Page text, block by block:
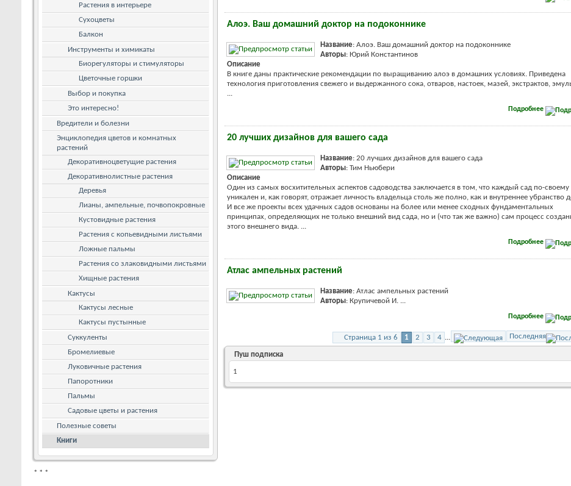
Алоэ. Ваш домашний доктор на подоконнике
Название: Алоэ. Ваш домашний доктор на подоконнике
Авторы: Юрий Константинов
Описание
В книге даны практические рекомендации по выращиванию алоэ в домашних условиях. Приведена
технология приготовления свежего и выдержанного сока, отваров, настоек, мазей, экстрактов,
Подробнее
20 лучших дизайнов для вашего сада
Название: 20 лучших дизайнов для вашего сада
Авторы: Тим Ньюбери
Описание
Один из самых восхитительных аспектов садоводства заключается в том, что каждый сад по-своему
уникален и, как говорят, отражает личность владельца столь же полно, как и внутреннее убранство
И все же проекты всех удачных садов основаны на более или менее сходных фундаментальных
принципах, определяющих не только внешний вид сада, но и (что так же важно) сам процесс
этого внешнего вида. ...
Подробнее
Атлас ампельных растений
Название: Атлас ампельных растений
Авторы: Крупичевой И. ...
Подробнее
Страница 1 из 6 1 2 3 4 Последняя
Пуш подписка
1
Растения в интерьере
Сухоцветы
Балкон
Инструменты и химикаты
Биорегуляторы и стимуляторы
Цветочные горшки
Выбор и покупка
Это интересно!
Вредители и болезни
Энциклопедия цветов и комнатных
растений
Декоративноцветущие растения
Декоративнолистные растения
Деревья
Лианы, ампельные, почвопокровные
Кустовидные растения
Растения с копьевидными листьями
Ложные пальмы
Растения со злаковидными листьями
Хищные растения
Кактусы
Кактусы лесные
Кактусы пустынные
Суккуленты
Бромелиевые
Луковичные растения
Папоротники
Пальмы
Садовые цветы и растения
Полезные советы
Книги
* * *